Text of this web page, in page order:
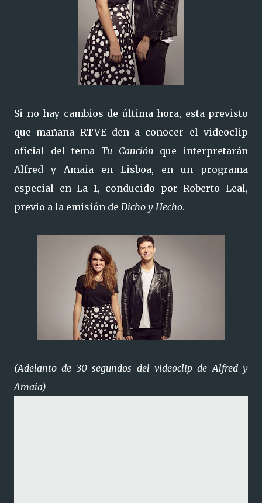
Si no hay cambios de última hora, esta previsto
que mañana RTVE den a conocer el videoclip
oficial del tema Tu Canción que interpretarán
Alfred y Amaia en Lisboa, en un programa
especial en La 1, conducido por Roberto Leal,
previo a la emisión de Dicho y Hecho.
(Adelanto de 30 segundos del videoclip de Alfred y
Amaia)